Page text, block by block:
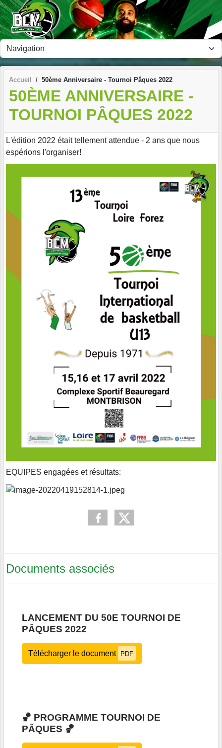
Accueil 50ème Anniversaire - Tournoi Pâques 2022
50ÈME ANNIVERSAIRE -
TOURNOI PÂQUES 2022
L'édition 2022 était tellement attendue - 2 ans que nous
espérions l'organiser!
EQUIPES engagées et résultats:
Documents associés
LANCEMENT DU 50E TOURNOI DE
PÂQUES 2022
Télécharger le document PDF
🏀 PROGRAMME TOURNOI DE
PÂQUES 🏀
Panneau de gestion des cookies